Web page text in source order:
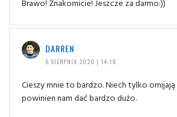
Brawo! Znakomicie! Jeszcze za darmo:))
DARREN
6 SIERPNIA 2020 | 14:18
Cieszy mnie to bardzo. Niech tylko
powinien nam dać bardzo dużo.